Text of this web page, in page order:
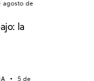
agosto de
la
5 de